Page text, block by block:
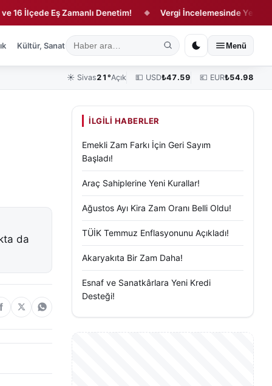
İlçede Eş Zamanlı Denetim! ◆ Vergi İncelemesinde Yeni
Kültür, Sanat ve Tarih Yaşam Sivas Vefat Edenler Köşe
Menü
☀️ Sivas21°Açık 💵 USD₺47.59 💶 EUR₺54.98
da
İLGILI HABERLER
Emekli Zam Farkı İçin Geri Sayım
Başladı!
Araç Sahiplerine Yeni Kurallar!
Ağustos Ayı Kira Zam Oranı Belli Oldu!
TÜİK Temmuz Enflasyonunu Açıkladı!
Akaryakıta Bir Zam Daha!
Esnaf ve Sanatkârlara Yeni Kredi
Desteği!